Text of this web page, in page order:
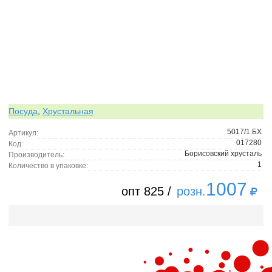
Посуда Хрустальная
Артикул:
5017/1 БХ
Код:
017280
Производитель:
Борисовский хрусталь
Количество в упаковке:
1
опт 825 / розн.1007